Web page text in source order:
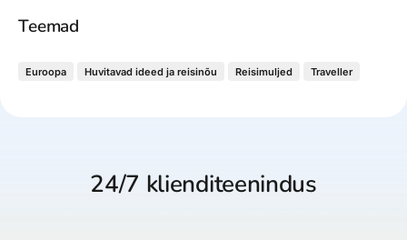
Teemad
Euroopa Huvitavad ideed ja reisinõu Reisimuljed Traveller
24/7 klienditeenindus